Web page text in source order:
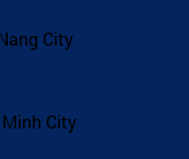
City
Minh City